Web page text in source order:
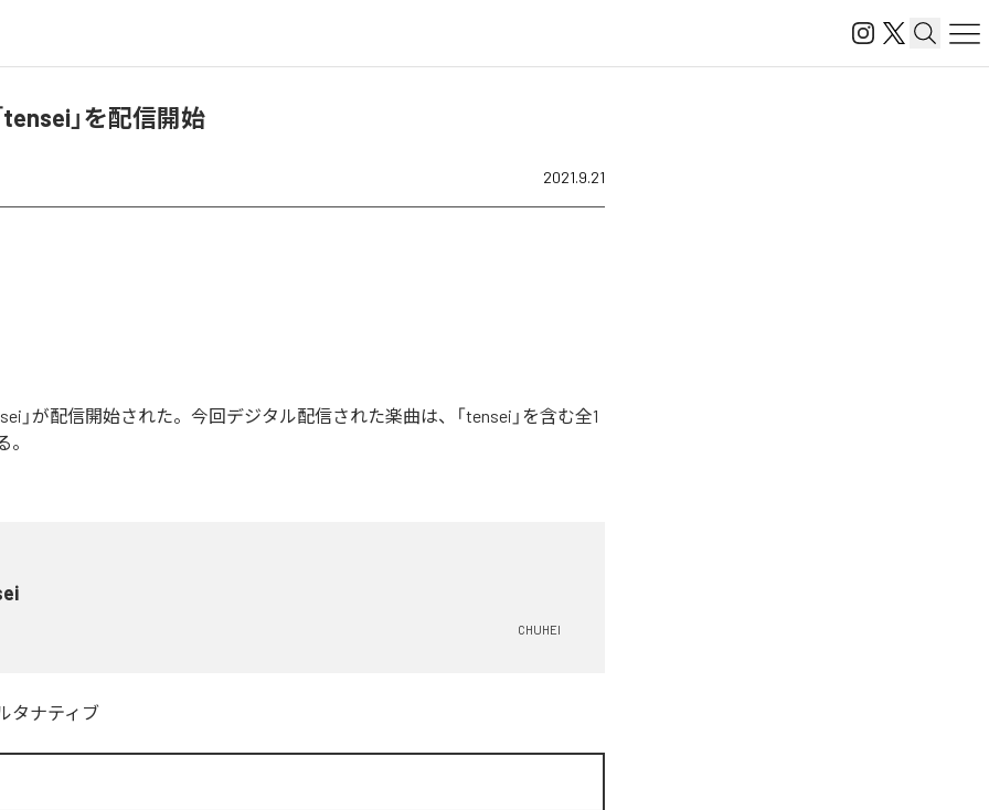
tensei」を配信開始
2021.9.21
」が配信開始された。今回デジタル配信された楽曲は、「tensei」を含む全1
CHUHEI
タナティブ